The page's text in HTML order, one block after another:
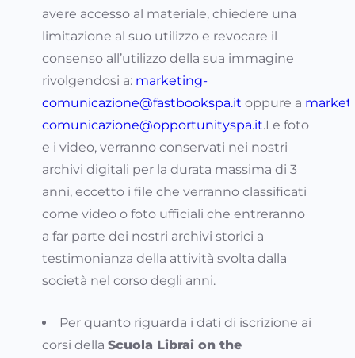
avere accesso al materiale, chiedere una
limitazione al suo utilizzo e revocare il
consenso all’utilizzo della sua immagine
rivolgendosi a: marketing-
comunicazione@fastbookspa.it oppure a
comunicazione@opportunityspa.it.Le foto
e i video, verranno conservati nei nostri
archivi digitali per la durata massima di 3
anni, eccetto i file che verranno classificati
come video o foto ufficiali che entreranno
a far parte dei nostri archivi storici a
testimonianza della attività svolta dalla
società nel corso degli anni.
Per quanto riguarda i dati di iscrizione ai
corsi della Scuola Librai on the